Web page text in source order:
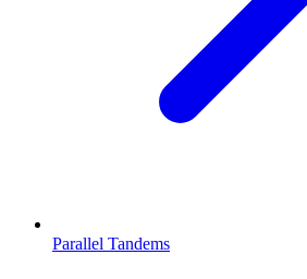
Parallel Tandems